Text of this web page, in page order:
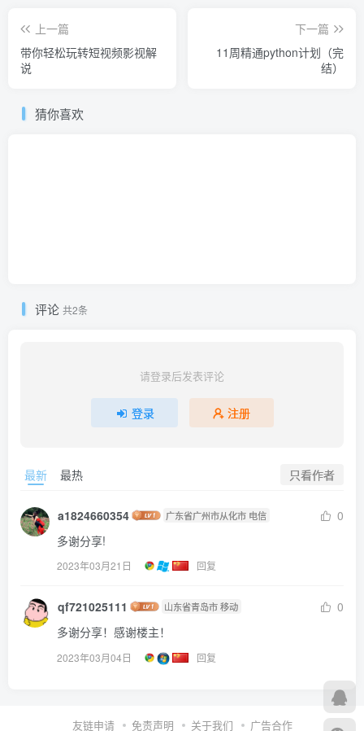
上一篇
带你轻松玩转短视频影视解
说
下一篇
11周精通python计划（完
结）
猜你喜欢
评论 共2条
请登录后发表评论
登录 注册
最新 最热 只看作者
a1824660354 广东省广州市从化市 电信
0
多谢分享!
2023年03月21日 回复
qf721025111 山东省青岛市 移动
0
多谢分享！感谢楼主！
2023年03月04日 回复
友链申请 免责声明 关于我们 广告合作